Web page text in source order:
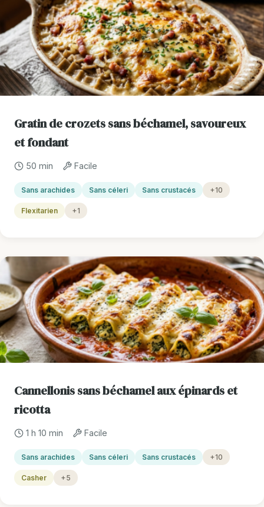
Gratin de crozets sans béchamel, savoureux
et fondant
50 min Facile
Sans arachides Sans céleri Sans crustacés +10
Flexitarien +1
Cannellonis sans béchamel aux épinards et
ricotta
1 h 10 min Facile
Sans arachides Sans céleri Sans crustacés +10
Casher +5